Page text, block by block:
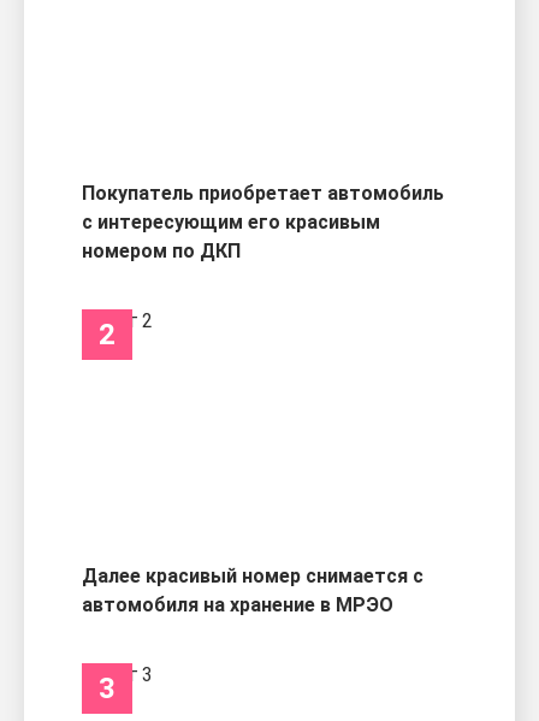
Покупатель приобретает автомобиль
с интересующим его красивым
номером по ДКП
2
Далее красивый номер снимается с
автомобиля на хранение в МРЭО
3